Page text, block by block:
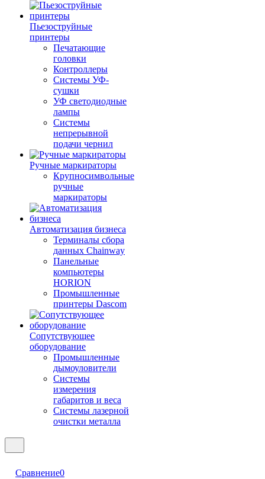
Пьезоструйные
принтеры
Печатающие
головки
Контроллеры
Системы УФ-
сушки
УФ светодиодные
лампы
Системы
непрерывной
подачи чернил
Ручные маркираторы
Крупносимвольные
ручные
маркираторы
Автоматизация бизнеса
Терминалы сбора
данных Chainway
Панельные
компьютеры
HORION
Промышленные
принтеры Dascom
Сопутствующее
оборудование
Промышленные
дымоуловители
Системы
измерения
габаритов и веса
Системы лазерной
очистки металла
Сравнение0